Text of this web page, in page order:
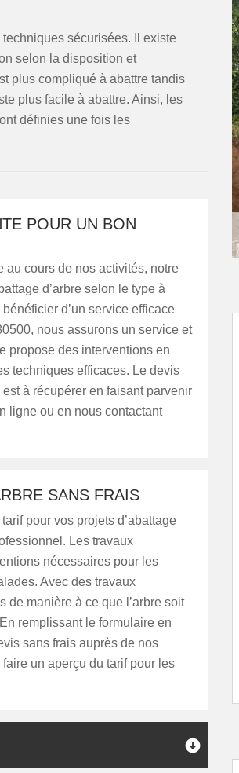
techniques sécurisées. Il existe
selon la disposition et
plus compliqué à abattre tandis
plus facile à abattre. Ainsi, les
définies une fois les
POUR UN BON
au cours de nos activités, notre
d’arbre selon le type à
d’un service efficace
nous assurons un service et
propose des interventions en
techniques efficaces. Le devis
à récupérer en faisant parvenir
ligne ou en nous contactant
SANS FRAIS
pour vos projets d’abattage
Les travaux
nécessaires pour les
Avec des travaux
de manière à ce que l’arbre soit
remplissant le formulaire en
sans frais auprès de nos
un aperçu du tarif pour les